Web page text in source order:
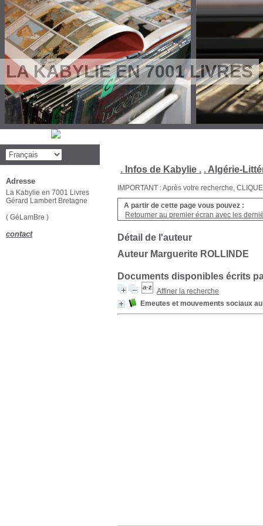
LA KABYLIE EN 7001 LIVRES
. Infos de Kabylie . . Algérie-
IMPORTANT : Après votre recherche,
A partir de cette page vous pouvez :
Retourner au premier écran avec les
Détail de l'auteur
Auteur Marguerite ROLLINDE
Documents disponibles écrits
Affiner la recherche
Emeutes et mouvements sociaux
Adresse
La Kabylie en 7001 Livres
Gérard Lambert Bretagne
( GéLamBre )
contact